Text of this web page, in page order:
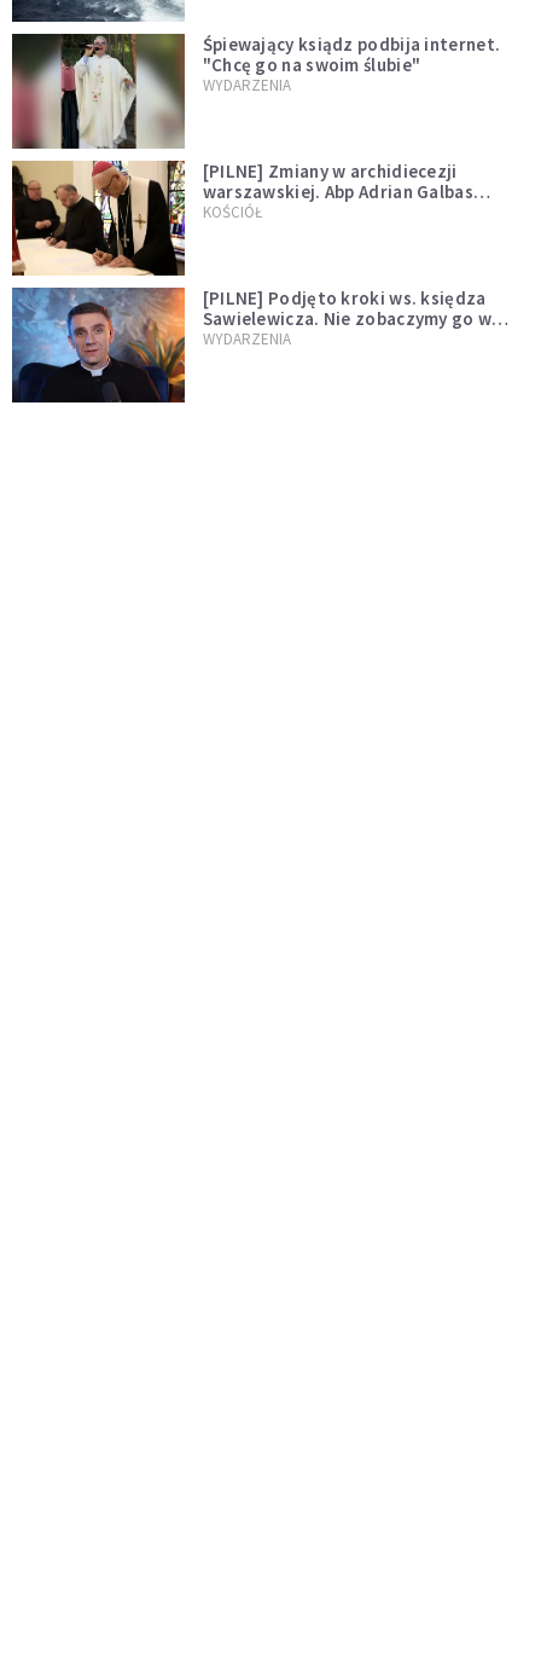
Śpiewający ksiądz podbija internet.
"Chcę go na swoim ślubie"
WYDARZENIA
[PILNE] Zmiany w archidiecezji
warszawskiej. Abp Adrian Galbas
wręczył dekrety nowym proboszczom
KOŚCIÓŁ
[PILNE] Podjęto kroki ws. księdza
Sawielewicza. Nie zobaczymy go w
mediach
WYDARZENIA